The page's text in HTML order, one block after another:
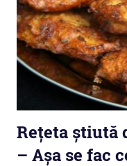
Rețeta știută
– Așa se fac